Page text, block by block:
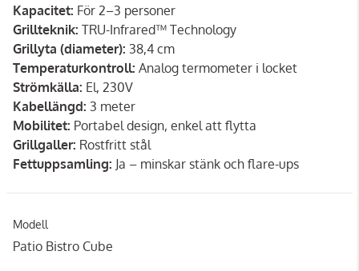
Kapacitet: För 2–3 personer
Grillteknik: TRU-Infrared™ Technology
Grillyta (diameter): 38,4 cm
Temperaturkontroll: Analog termometer i locket
Strömkälla: El, 230V
Kabellängd: 3 meter
Mobilitet: Portabel design, enkel att flytta
Grillgaller: Rostfritt stål
Fettuppsamling: Ja – minskar stänk och flare-ups
Modell
Patio Bistro Cube